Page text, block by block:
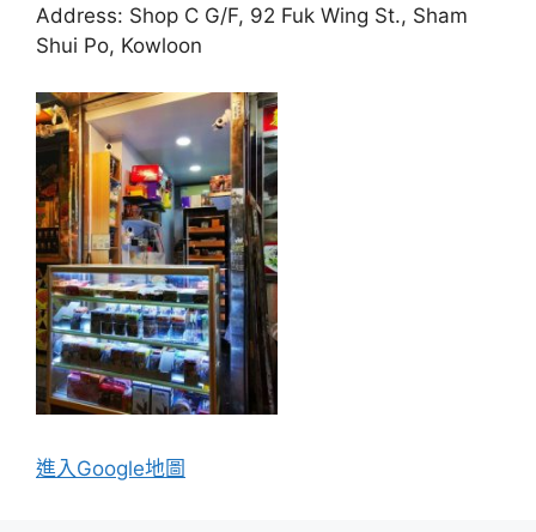
Address: Shop C G/F, 92 Fuk Wing St., Sham
Shui Po, Kowloon
進入Google地圖